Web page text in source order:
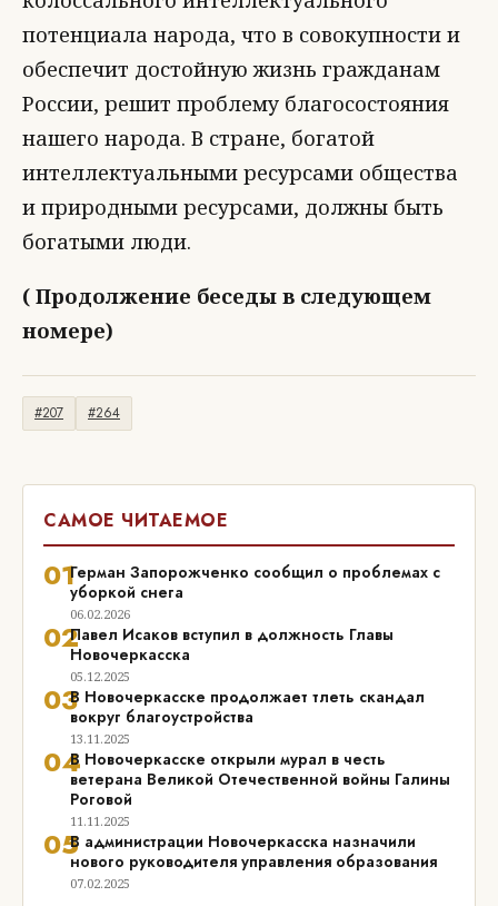
потенциала народа, что в совокупности и
обеспечит достойную жизнь гражданам
России, решит проблему благосостояния
нашего народа. В стране, богатой
интеллектуальными ресурсами общества
и природными ресурсами, должны быть
богатыми люди.
( Продолжение беседы в следующем
номере)
#207 #264
САМОЕ ЧИТАЕМОЕ
01Герман Запорожченко сообщил о проблемах с
уборкой снега
06.02.2026
02Павел Исаков вступил в должность Главы
Новочеркасска
05.12.2025
03В Новочеркасске продолжает тлеть скандал
вокруг благоустройства
13.11.2025
04В Новочеркасске открыли мурал в честь
ветерана Великой Отечественной войны Галины
Роговой
11.11.2025
05В администрации Новочеркасска назначили
нового руководителя управления образования
07.02.2025